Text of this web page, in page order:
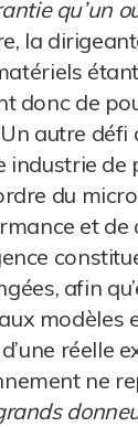
qu’un
la
donc de
autre défi
industrie
du
et de
afin
modèles
réelle
ne